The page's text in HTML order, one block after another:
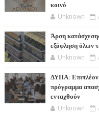
κοινό
Unknown
Άρση
εξόφληση όλων
Unknown
ΔΥΠΑ: Επιπλέον
πρόγραμμα
ενταχθούν
Unknown